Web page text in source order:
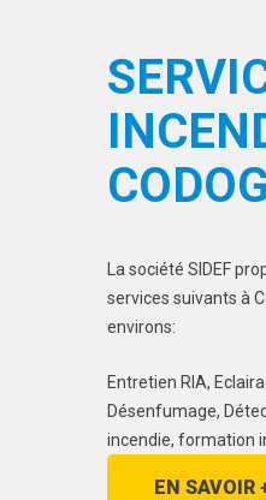
La société SIDEF
services suivants à
environs:
Entretien RIA,
Désenfumage,
incendie, formation
EN SAVOIR